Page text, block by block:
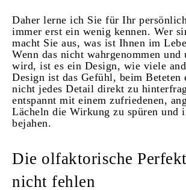
Daher lerne ich Sie für Ihr
immer erst ein wenig kennen. Wer
macht Sie aus, was ist Ihnen im
Wenn das nicht wahrgenommen und
wird, ist es ein Design, wie viele
Design ist das Gefühl, beim Beteten
nicht jedes Detail direkt zu
entspannt mit einem zufriedenen,
Lächeln die Wirkung zu spüren und
bejahen.
Die olfaktorische
nicht fehlen